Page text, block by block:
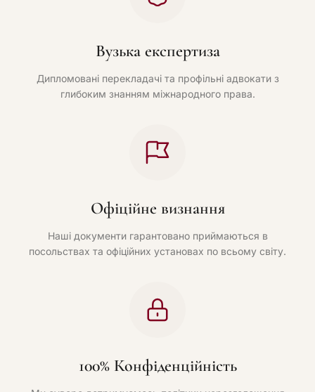
Вузька експертиза
Дипломовані перекладачі та профільні адвокати з
глибоким знанням міжнародного права.
Офіційне визнання
Наші документи гарантовано приймаються в
посольствах та офіційних установах по всьому світу.
100% Конфіденційність